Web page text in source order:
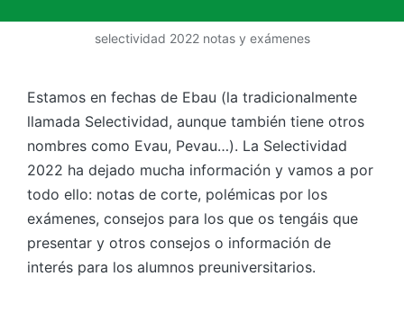
selectividad 2022 notas y exámenes
Estamos en fechas de Ebau (la tradicionalmente
llamada Selectividad, aunque también tiene otros
nombres como Evau, Pevau…). La Selectividad
2022 ha dejado mucha información y vamos a por
todo ello: notas de corte, polémicas por los
exámenes, consejos para los que os tengáis que
presentar y otros consejos o información de
interés para los alumnos preuniversitarios.